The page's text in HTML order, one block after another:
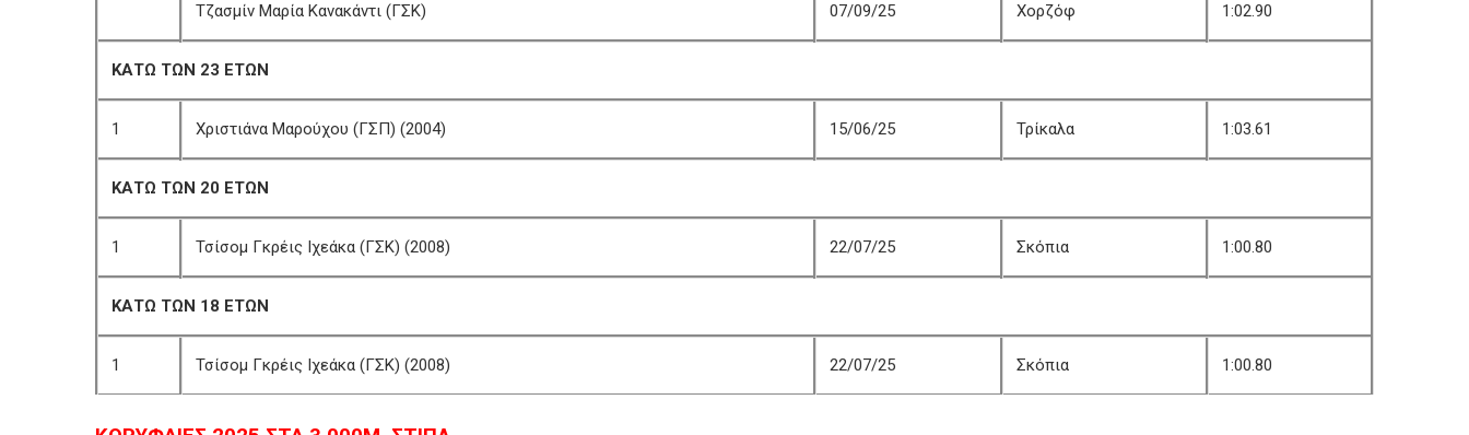
Τζασμίν Μαρία Κανακάντι (ΓΣΚ) 07/09/25 Χορζόφ 1:02.90
ΚΑΤΩ ΤΩΝ 23 ΕΤΩΝ
1 Χριστιάνα Μαρούχου (ΓΣΠ) (2004) 15/06/25 Τρίκαλα 1:03.61
ΚΑΤΩ ΤΩΝ 20 ΕΤΩΝ
1 Τσίσομ Γκρέις Ιχεάκα (ΓΣΚ) (2008) 22/07/25 Σκόπια 1:00.80
ΚΑΤΩ ΤΩΝ 18 ΕΤΩΝ
1 Τσίσομ Γκρέις Ιχεάκα (ΓΣΚ) (2008) 22/07/25 Σκόπια 1:00.80